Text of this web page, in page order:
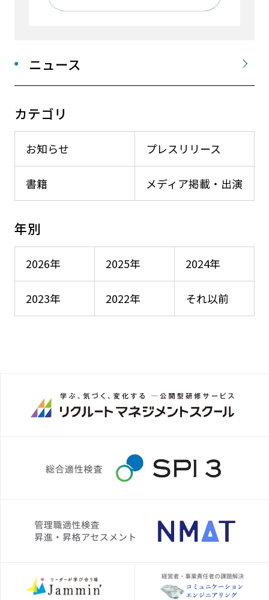
ニュース
カテゴリ
お知らせ プレスリリース
メディア掲載・出演
書籍
年別
2026年 2025年 2024年
2023年 2022年 それ以前